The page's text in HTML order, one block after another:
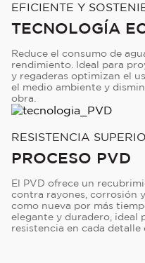
EFICIENTE Y
TECNOLOGÍA
Reduce el consumo de
rendimiento. Ideal para
y regaderas optimizan el
el medio ambiente y
obra.
RESISTENCIA
PROCESO PVD
El PVD ofrece un
contra rayones, corrosión
como nueva por más
elegante y duradero, ideal
resistencia en cada detalle